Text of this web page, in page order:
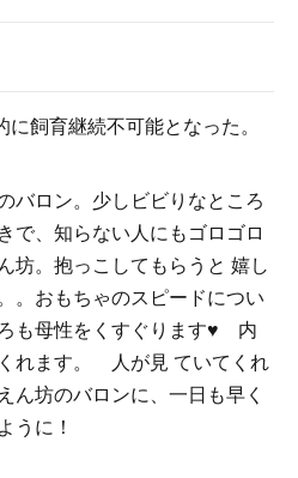
に飼育継続不可能となった。
バロン。少しビビりなところ
で、知らない人にもゴロゴロ
坊。抱っこしてもらうと 嬉し
。おもちゃのスピードについ
も母性をくすぐります♥ 内
れます。 人が見 ていてくれ
ん坊のバロンに、一日も早く
うに！